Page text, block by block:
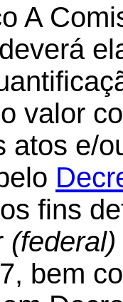
A
valor
atos e/
fins
(federal)
bem